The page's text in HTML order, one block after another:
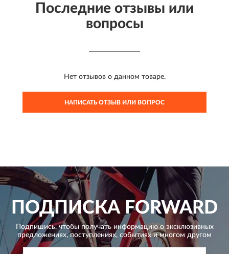
Последние отзывы или
вопросы
Нет отзывов о данном товаре.
НАПИСАТЬ ОТЗЫВ ИЛИ ВОПРОС
ПОДПИСКА FORWARD
Подпишись, чтобы получать информацию о эксклюзивных
предложениях,поступлениях, событиях и многом другом